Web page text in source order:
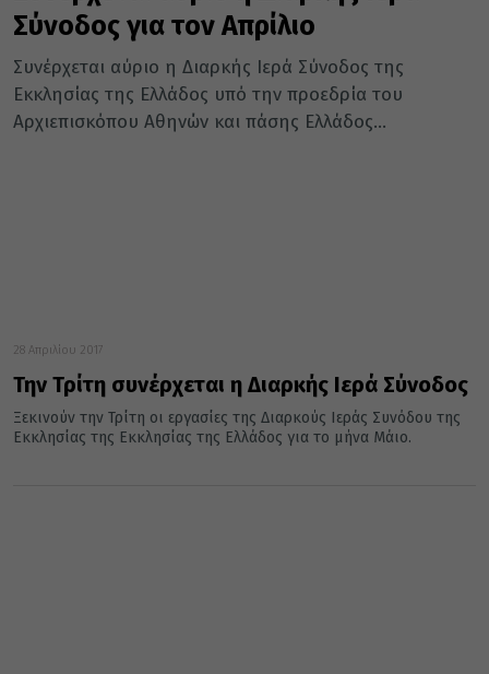
Σύνοδος για τον Απρίλιο
Συνέρχεται αύριο η Διαρκής Ιερά Σύνοδος της
Εκκλησίας της Ελλάδος υπό την προεδρία του
Αρχιεπισκόπου Αθηνών και πάσης Ελλάδος...
28 Απριλίου 2017
Την Τρίτη συνέρχεται η Διαρκής Ιερά Σύνοδος
Ξεκινούν την Τρίτη οι εργασίες της Διαρκούς Ιεράς Συνόδου της
Εκκλησίας της Εκκλησίας της Ελλάδος για το μήνα Μάιο.